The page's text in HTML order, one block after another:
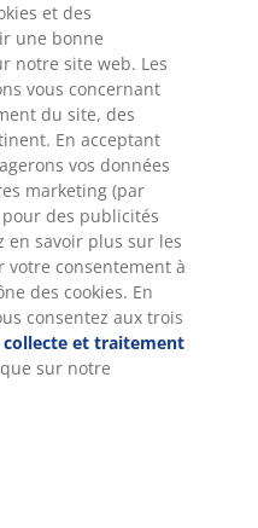
FSC® huilé blanc. Le
l'huile blanche pour le
plus vive. Il est
le bois pour
de l'humidité.
et des
une bonne
notre site web. Les
vous concernant
du site, des
En acceptant
vos données
marketing (par
pour des publicités
en savoir plus sur les
consentement à
des cookies. En
consentez aux trois
et traitement
sur notre